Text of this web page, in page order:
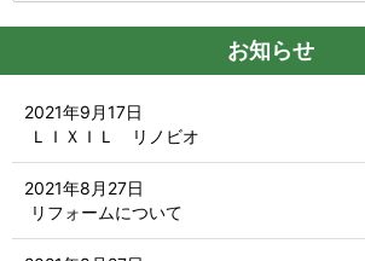
お知らせ
ＬＩＸＩＬ リノビオ
2021年9月17日
リフォームについて
2021年8月27日